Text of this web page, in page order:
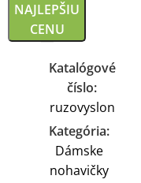
NAJLEPŠIU
CENU
Katalógové
číslo:
ruzovyslon
Kategória:
Dámske
nohavičky